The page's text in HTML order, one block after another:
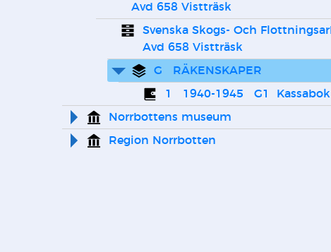
Avd 658 Vistträsk
Svenska Skogs- Och
Avd 658 Vistträsk
G   RÄKENSKAPER
1   1940-1945   G1
Norrbottens museum
Region Norrbotten